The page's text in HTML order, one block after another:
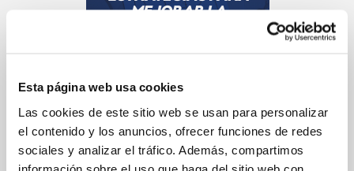
Esta página web usa cookies
Las cookies de este sitio web se usan para personalizar
el contenido y los anuncios, ofrecer funciones de redes
sociales y analizar el tráfico. Además, compartimos
información sobre el uso que haga del sitio web con